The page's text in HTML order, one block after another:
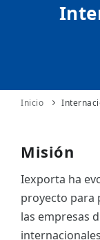
AUTÓNOMO/
ES
CAT
Inicio
Misión
Iexporta ha
proyecto para
las empresas